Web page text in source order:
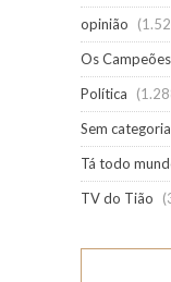
opinião
Os
Política
Sem categoria
Tá todo
TV do Tião